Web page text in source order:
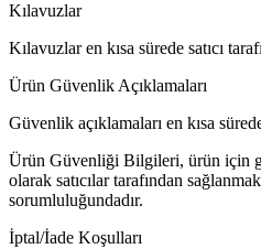
Kılavuzlar
Kılavuzlar en kısa sürede satıcı
Ürün Güvenlik Açıklamaları
Güvenlik açıklamaları en kısa
Ürün Güvenliği Bilgileri, ürün için
olarak satıcılar tarafından
sorumluluğundadır.
İptal/İade Koşulları